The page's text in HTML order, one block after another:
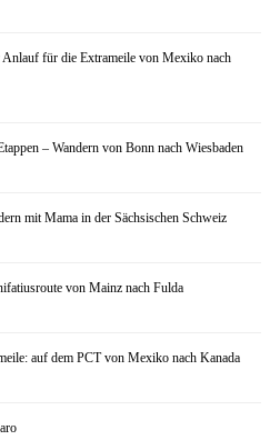
Anlauf für die Extrameile von Mexiko nach
– Wandern von Bonn nach Wiesbaden
mit Mama in der Sächsischen Schweiz
von Mainz nach Fulda
auf dem PCT von Mexiko nach Kanada